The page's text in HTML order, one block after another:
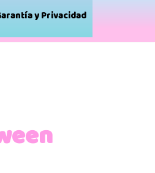
y Privacidad